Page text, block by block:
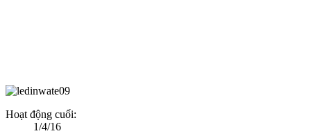
Hoạt động cuối:
1/4/16